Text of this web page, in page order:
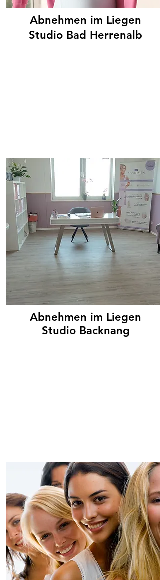
Abnehmen im Liegen
Studio Bad Herrenalb
Abnehmen im Liegen
Studio Backnang